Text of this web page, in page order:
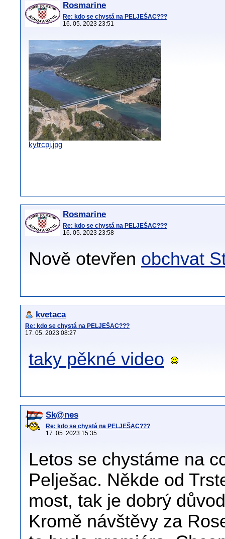
Rosmarine
Re: kdo se chystá na PELJEŠAC???
16. 05. 2023 23:51
kytrcpj.jpg
Rosmarine
Re: kdo se chystá na PELJEŠAC???
16. 05. 2023 23:58
Nově otevřen obchvat
kvetaca
Re: kdo se chystá na PELJEŠAC???
17. 05. 2023 08:27
taky pěkné video
Sk@nes
Re: kdo se chystá na PELJEŠAC???
17. 05. 2023 15:35
Letos se chystáme na
Pelješac. Někde od
most, tak je dobrý
Kromě návštěvy za